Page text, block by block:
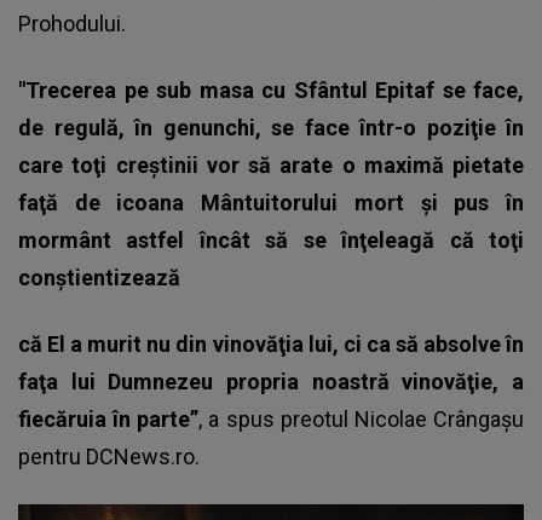
Prohodului.
"Trecerea pe sub masa cu Sfântul Epitaf se face,
de regulă, în genunchi, se face într-o poziţie în
care toţi creştinii vor să arate o maximă pietate
faţă de icoana Mântuitorului mort şi pus în
mormânt astfel încât să se înţeleagă că toţi
conştientizează
că El a murit nu din vinovăţia lui, ci ca să absolve în
faţa lui Dumnezeu propria noastră vinovăţie, a
fiecăruia în parte”, a spus preotul Nicolae Crângaşu
pentru DCNews.ro.